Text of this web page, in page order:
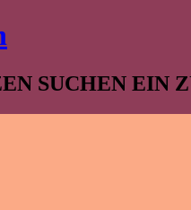
SUCHEN EIN